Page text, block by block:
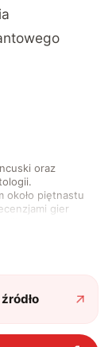
oraz
około piętnastu
gier
z nauką